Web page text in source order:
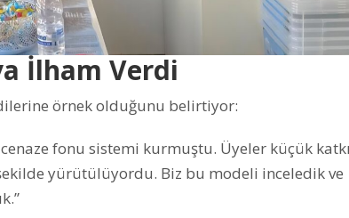
İlham Verdi
örnek olduğunu belirtiyor:
fonu sistemi kurmuştu. Üyeler küçük
yürütülüyordu. Biz bu modeli inceledik ve